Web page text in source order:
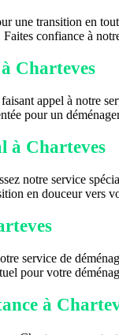
une transition en
confiance à
Charteves
appel à notre
pour un
à Charteves
notre service
en douceur vers
service de
pour votre
à